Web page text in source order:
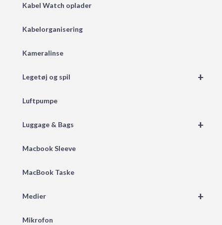
Kabel Watch oplader
Kabelorganisering
Kameralinse
+
Legetøj og spil
Luftpumpe
+
Luggage & Bags
Macbook Sleeve
MacBook Taske
+
Medier
Mikrofon